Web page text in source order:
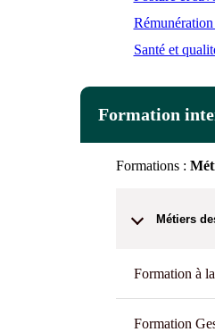
Santé et
Formation
Formations :
Métiers
Formation à
Formation